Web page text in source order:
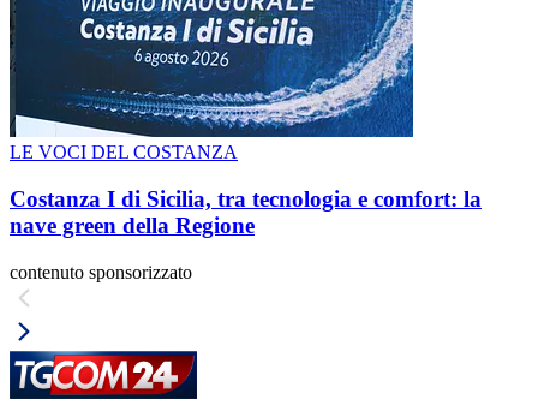
LE VOCI DEL COSTANZA
Costanza I di Sicilia, tra tecnologia e comfort: la
nave green della Regione
contenuto sponsorizzato